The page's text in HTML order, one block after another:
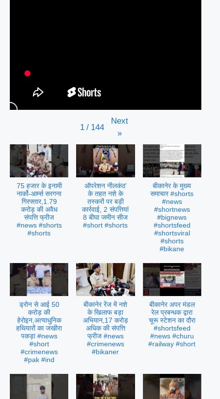
1 / 144
Next
»
75 हजार के इनामी
नार्को-आर्म्स सरगना
गिरफ्तार,1.79
करोड़ की अवैध
संपत्ति फ्रीज
#news #shorts
#shorts
ऑपरेशन नीलकंठ’
के तहत नशे के
तस्करों पर बड़ी
कार्रवाई, 2 संपत्तियां
8 बीघा जमीन सीज
#short #shorts
बीकानेर के मुख्य
समाचार #shorts
#news
#shortnews
#bignews
#shortsfeed
#shortsviral
#shorts
#bikane
ड्रोन से आई 50
करोड़ की
हेरोइन,अत्याधुनिक
हथियारों का जखीरा
पकड़ा #news
#short
#crimenews
#pak #ind
बीकानेर रेंज में नशे
के खिलाफ बड़ा
अभियान,17 करोड़
अधिक की संपत्ति
फ्रीज #news
#crimenews
#bikaner
बीकानेर अपर मंडल
रेल प्रबन्धक द्वारा
चूरू स्टेशन का दौरा
#shortsfeed
#news #churu
#railway #short